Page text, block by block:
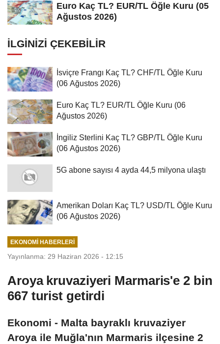
Euro Kaç TL? EUR/TL Öğle Kuru (05
Ağustos 2026)
İLGINIZI ÇEKEBILIR
İsviçre Frangı Kaç TL? CHF/TL Öğle Kuru
(06 Ağustos 2026)
Euro Kaç TL? EUR/TL Öğle Kuru (06
Ağustos 2026)
İngiliz Sterlini Kaç TL? GBP/TL Öğle Kuru
(06 Ağustos 2026)
5G abone sayısı 4 ayda 44,5 milyona ulaştı
Amerikan Doları Kaç TL? USD/TL Öğle Kuru
(06 Ağustos 2026)
EKONOMI HABERLERI
Yayınlanma: 29 Haziran 2026 - 12:15
Aroya kruvaziyeri Marmaris'e 2 bin
667 turist getirdi
Ekonomi - Malta bayraklı kruvaziyer
Aroya ile Muğla'nın Marmaris ilçesine 2